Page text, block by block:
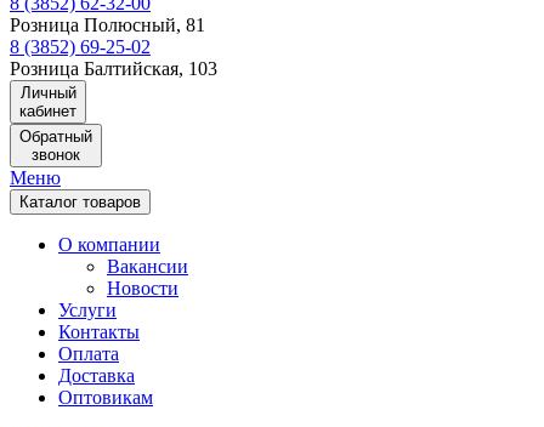
Розница Полюсный, 81
8 (3852) 69-25-02
Розница Балтийская, 103
Личный
кабинет
Обратный
звонок
Меню
Каталог товаров
О компании
Вакансии
Новости
Услуги
Контакты
Оплата
Доставка
Оптовикам